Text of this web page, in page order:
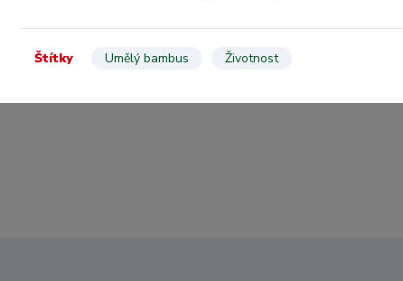
Štítky Umělý bambus Životnost